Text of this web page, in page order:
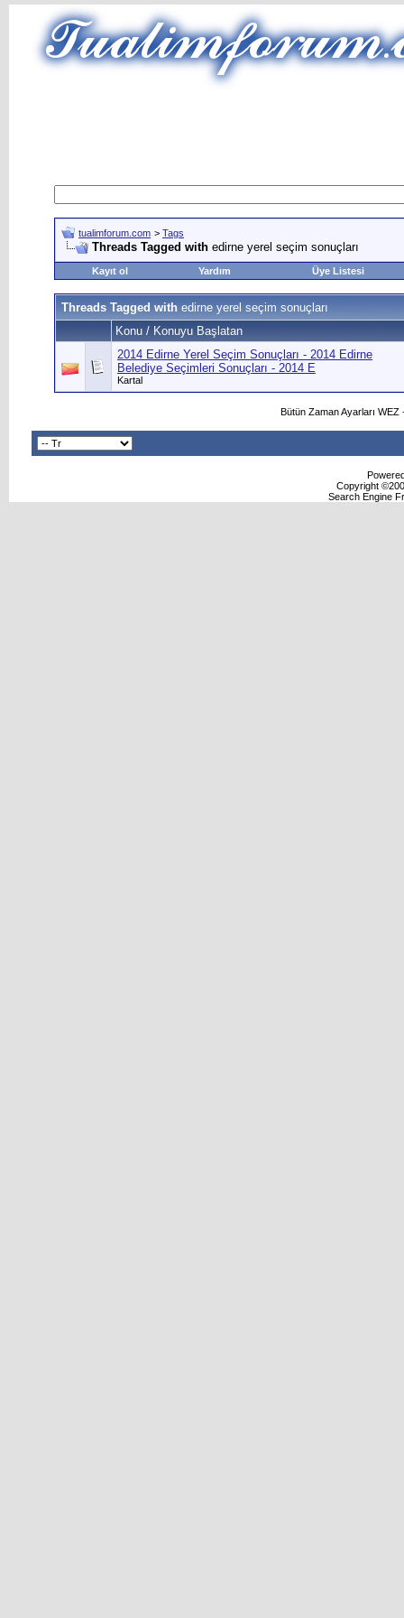
tualimforum.com > Tags
Threads Tagged with edirne yerel seçim sonuçları
Kayıt ol Yardım Üye Listesi
Threads Tagged with edirne yerel seçim sonuçları
Konu / Konuyu Başlatan
2014 Edirne Yerel Seçim Sonuçları - 2014 Edirne
Belediye Seçimleri Sonuçları - 2014 E
Kartal
Bütün Zaman Ayarları
Copyright
Search Engine